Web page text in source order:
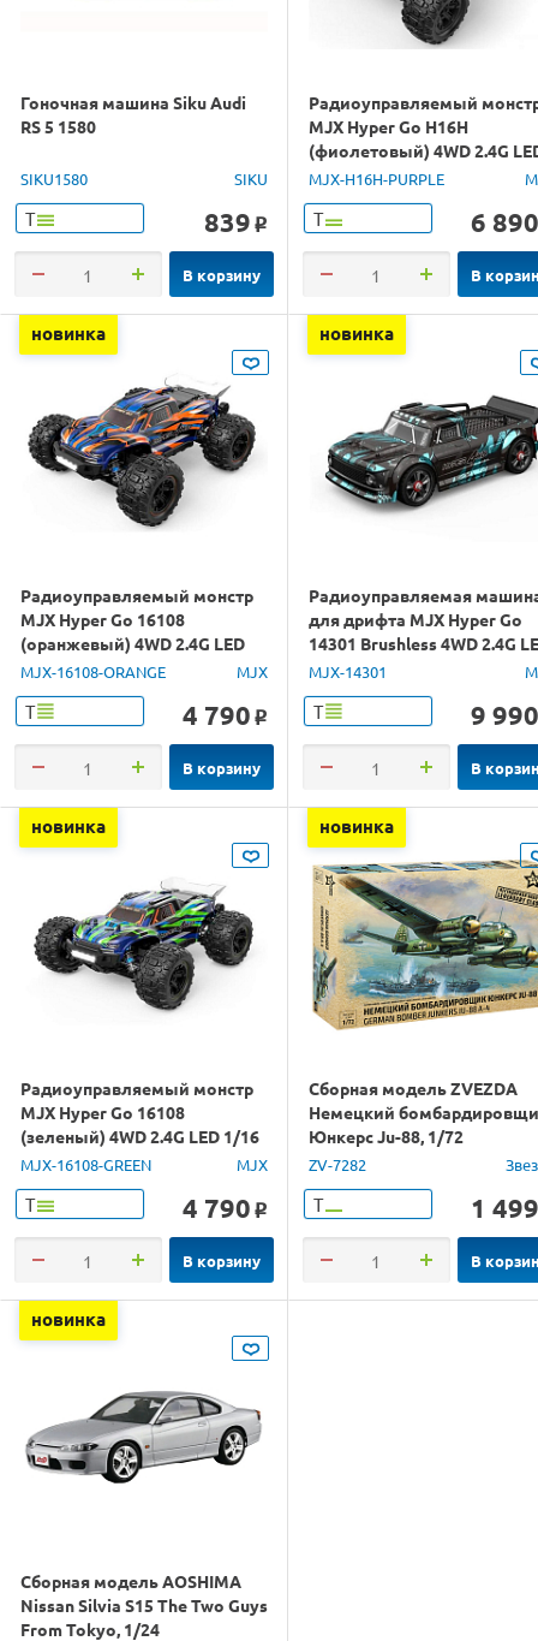
Гоночная машина Siku Audi
RS 5 1580
SIKU1580 SIKU
Т 839 o
В корзину
Радиоуправляемый
MJX Hyper Go H16H
(фиолетовый) 4WD 2.4G
GPS 1/16 RTR
MJX-H16H-PURPLE
Т 6 890
В
новинка
Радиоуправляемый монстр
MJX Hyper Go 16108
(оранжевый) 4WD 2.4G LED
1/16 RTR
MJX-16108-ORANGE MJX
Т 4 790 o
В корзину
новинка
Радиоуправляемая
для дрифта MJX Hyper Go
14301 Brushless 4WD 2.4G
1/14 RTR
MJX-14301
Т 9 990
В
новинка
Радиоуправляемый монстр
MJX Hyper Go 16108
(зеленый) 4WD 2.4G LED 1/16
RTR
MJX-16108-GREEN MJX
Т 4 790 o
В корзину
новинка
Сборная модель ZVEZDA
Немецкий
Юнкерс Ju-88, 1/72
ZV-7282
Т 1 499
В
новинка
Сборная модель AOSHIMA
Nissan Silvia S15 The Two Guys
From Tokyo, 1/24